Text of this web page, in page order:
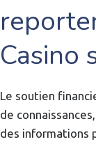
Casino
Le soutien
de
des informations